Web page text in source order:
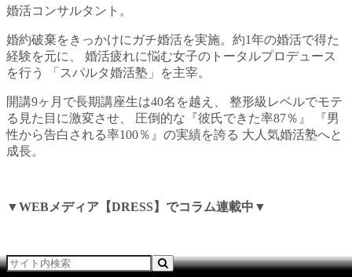
婚活コンサルタント。
婚約破棄をきっかけにガチ婚活を実施。約1年の婚活で得た
経験を元に、 婚活疲れに悩む女子のトータルプロデュース
を行う 「スパルタ婚活塾」を主宰。
開講9ヶ月で長期講座生は40名を越え、 整形級レベルでモテ
る見た目に激変させ、 圧倒的な『彼氏できた率87％』 『男
性から告白される率100％』の実績を誇る 大人気婚活塾へと
成長。
▼WEBメディア【DRESS】でコラム連載中▼